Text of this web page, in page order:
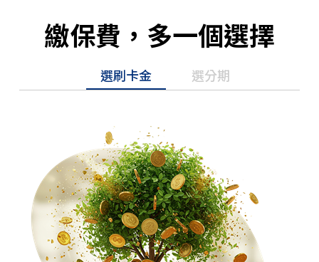
繳保費，多一個選擇
選刷卡金 選分期